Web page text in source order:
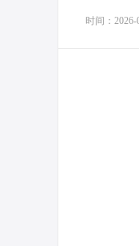
时间：2026-